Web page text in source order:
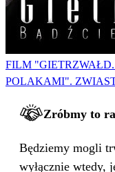
FILM
POLAKAMI".
Zróbmy to
Będziemy mogli
wyłącznie wtedy,